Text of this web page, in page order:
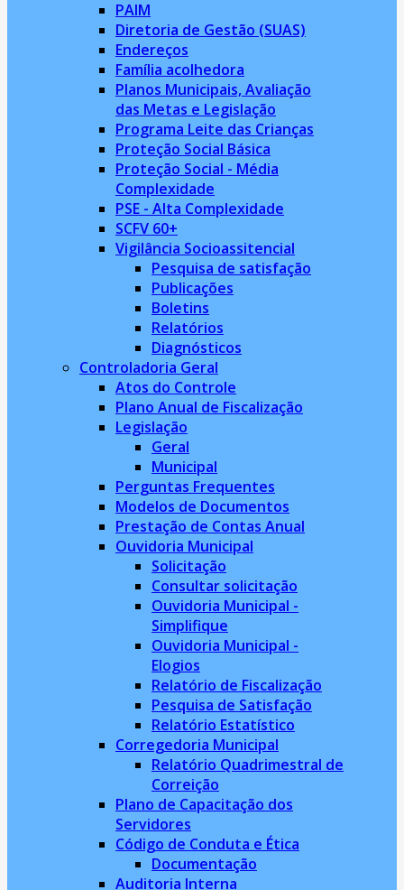
PAIM
Diretoria de Gestão (SUAS)
Endereços
Família acolhedora
Planos Municipais, Avaliação
das Metas e Legislação
Programa Leite das Crianças
Proteção Social Básica
Proteção Social - Média
Complexidade
PSE - Alta Complexidade
SCFV 60+
Vigilância Socioassitencial
Pesquisa de satisfação
Publicações
Boletins
Relatórios
Diagnósticos
Controladoria Geral
Atos do Controle
Plano Anual de Fiscalização
Legislação
Geral
Municipal
Perguntas Frequentes
Modelos de Documentos
Prestação de Contas Anual
Ouvidoria Municipal
Solicitação
Consultar solicitação
Ouvidoria Municipal -
Simplifique
Ouvidoria Municipal -
Elogios
Relatório de Fiscalização
Pesquisa de Satisfação
Relatório Estatístico
Corregedoria Municipal
Relatório Quadrimestral de
Correição
Plano de Capacitação dos
Servidores
Código de Conduta e Ética
Documentação
Auditoria Interna